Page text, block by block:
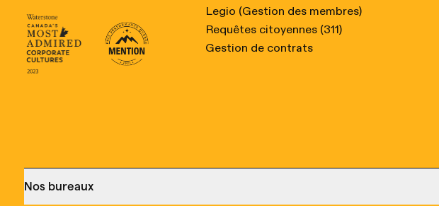
Canada's Most Admired Corporate Culture 2023
Prix performance Quebec
Legio (Gestion des membres)
Requêtes citoyennes (311)
Gestion de contrats
Nos bureaux